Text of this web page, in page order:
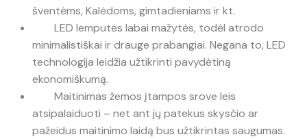
šventėms, Kalėdoms, gimtadieniams ir kt.
LED lemputės labai mažytės, todėl atrodo
minimalistiškai ir drauge prabangiai. Negana to, LED
technologija leidžia užtikrinti pavydėtiną
ekonomiškumą.
Maitinimas žemos įtampos srove leis
atsipalaiduoti – net ant jų patekus skysčio ar
pažeidus maitinimo laidą bus užtikrintas saugumas.